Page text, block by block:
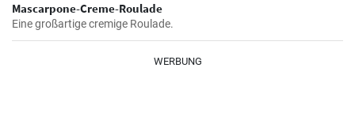
Mascarpone-Creme-Roulade
Eine großartige cremige Roulade.
WERBUNG